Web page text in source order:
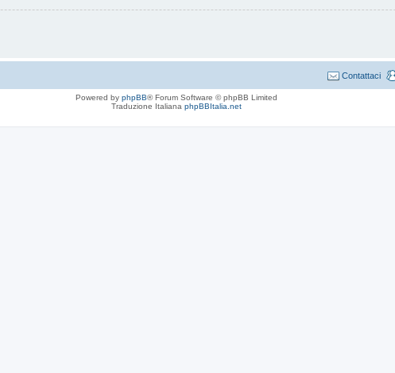
Contattaci
Powered by phpBB® Forum Software © phpBB Limited
Traduzione Italiana phpBBItalia.net